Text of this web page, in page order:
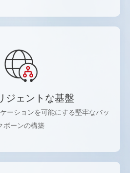
ジェントな基盤
ーションを可能にする堅牢なバッ
ボーンの構築